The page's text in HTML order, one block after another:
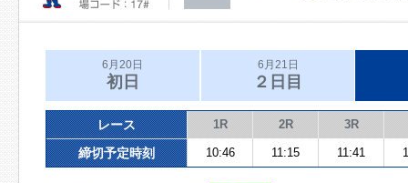
6月20日
初日
6月21日
２日目
レース 1R 2R 3R
締切予定時刻 10:46 11:15 11:41